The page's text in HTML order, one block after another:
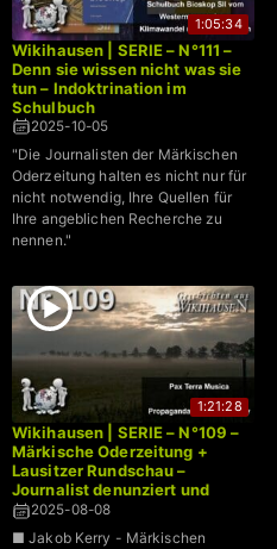
1:05:34
Wikihausen | SERIE – N°111 –
Denn sie wissen nicht was sie
tun – Indoktrination im
Schulbuch
2025-10-05
"Die Journalisten der Märkischen
Oderzeitung halten es nicht nur für
nicht notwendig, Ihre Quellen für
Ihre angeblichen Recherche zu
nennen."
1:21:28
Wikihausen | SERIE – N°109 –
Märkische Oderzeitung +
Lausitzer Rundschau –
Journalist denunziert und
schreibt aus Wikipedia ab
2025-08-08
■ Jakob Kerry - Märkischen